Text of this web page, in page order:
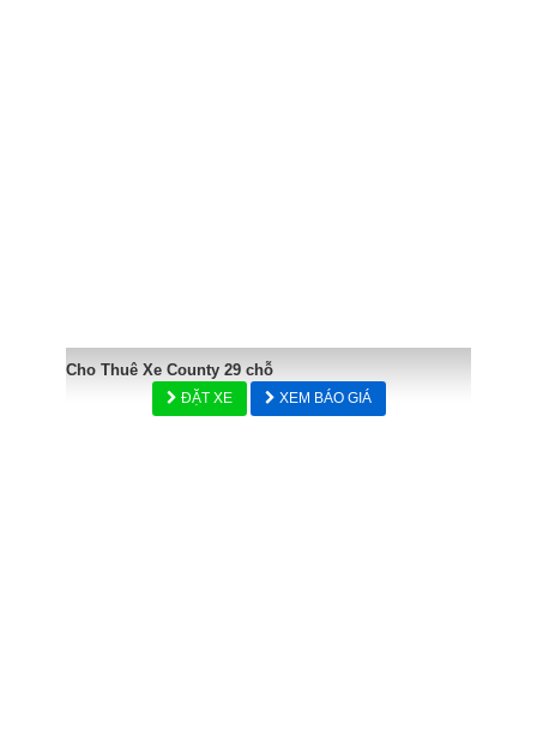
Cho Thuê Xe County 29 chỗ
ĐẶT XE XEM BÁO GIÁ